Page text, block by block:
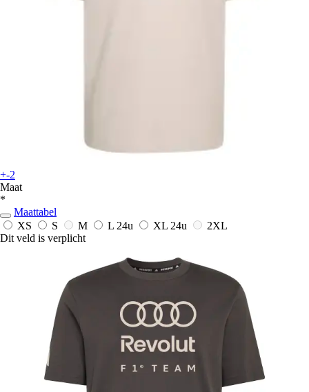
+-2
Maat
*
Maattabel
XS
S M L 24u XL 24u
2XL
Dit veld is verplicht